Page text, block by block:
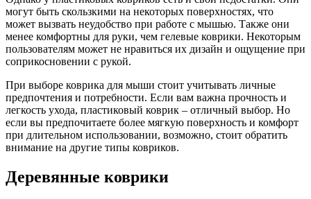
могут быть скользкими на некоторых поверхностях, что
может вызвать неудобство при работе с мышью. Также они
менее комфортны для руки, чем гелевые коврики. Некоторым
пользователям может не нравиться их дизайн и ощущение при
соприкосновении с рукой.
При выборе коврика для мыши стоит учитывать личные
предпочтения и потребности. Если вам важна прочность и
легкость ухода, пластиковый коврик – отличный выбор. Но
если вы предпочитаете более мягкую поверхность и комфорт
при длительном использовании, возможно, стоит обратить
внимание на другие типы ковриков.
Деревянные коврики